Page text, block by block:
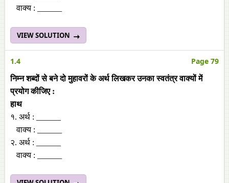
वाक्‍य : ______
VIEW SOLUTION
1.4 Page 79
निम्न शब्‍दों से बने दो मुहावरों के अर्थ लिखकर उनका स्‍वतंत्र वाक्‍यों में
प्रयोग कीजिए :
हाथ
१. अर्थ : ______
वाक्‍य : ______
२. अर्थ : ______
वाक्‍य : ______